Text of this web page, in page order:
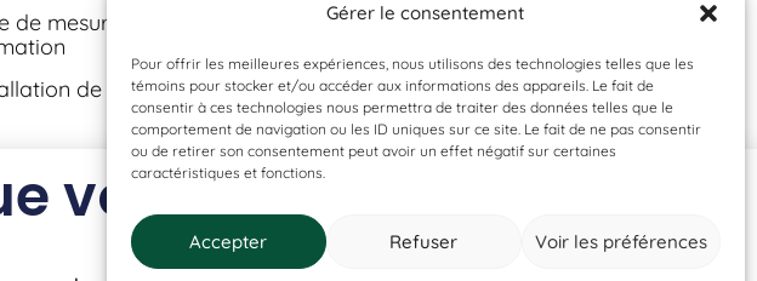
Gérer le consentement
Pour offrir les meilleures expériences, nous utilisons des technologies telles que les
témoins pour stocker et/ou accéder aux informations des appareils. Le fait de
consentir à ces technologies nous permettra de traiter des données telles que le
comportement de navigation ou les ID uniques sur ce site. Le fait de ne pas consentir
ou de retirer son consentement peut avoir un effet négatif sur certaines
caractéristiques et fonctions.
Accepter Refuser Voir les préférences
de mesures &
de plancher
Salaberry-de-Valleyfield, QC J6S 4Y2
vous
Contactez-nous